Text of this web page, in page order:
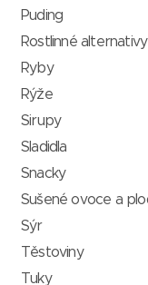
Puding
Rostlinné alternativy
Ryby
Rýže
Sirupy
Sladidla
Snacky
Sušené ovoce a
Sýr
Těstoviny
Tuky